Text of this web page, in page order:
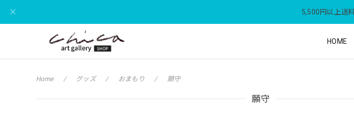
5,500円以上送
HOME
Home グッズ おまもり 願守
願守